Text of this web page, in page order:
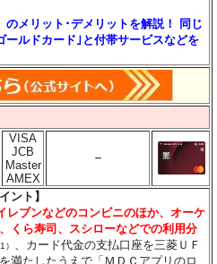
メリット･デメリットを解説！ 同じ
ールドカード｣と付帯サービスなどを
VISA
JCB
Master
AMEX
－
ント】
レブンなどのコンビニのほか、オーケ
くら寿司、スシローなどでの利用分
） 、カード代金の支払口座を三菱ＵＦ
満たしたうえで「ＭＤＣアプリのロ